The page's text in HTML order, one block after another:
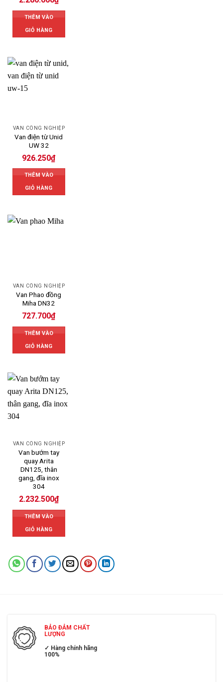
THÊM VÀO
GIỎ HÀNG
VAN CÔNG NGHIỆP
Van điện từ Unid
UW 32
926.250₫
THÊM VÀO
GIỎ HÀNG
VAN CÔNG NGHIỆP
Van Phao đồng
Miha DN32
727.700₫
THÊM VÀO
GIỎ HÀNG
VAN CÔNG NGHIỆP
Van bướm tay
quay Arita
DN125, thân
gang, đĩa inox
304
2.232.500₫
THÊM VÀO
GIỎ HÀNG
BẢO ĐẢM CHẤT
LƯỢNG
✓ Hàng chính hãng
100%